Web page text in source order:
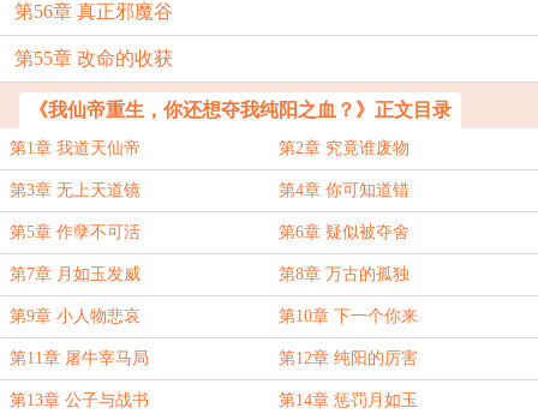
第56章 真正邪魔谷
第55章 改命的收获
《我仙帝重生，你还想夺我纯阳之血？》正文目录
第1章 我道天仙帝 第2章 究竟谁废物
第3章 无上天道镜 第4章 你可知道错
第5章 作孽不可活 第6章 疑似被夺舍
第7章 月如玉发威 第8章 万古的孤独
第9章 小人物悲哀 第10章 下一个你来
第11章 屠牛宰马局 第12章 纯阳的厉害
第13章 公子与战书 第14章 惩罚月如玉